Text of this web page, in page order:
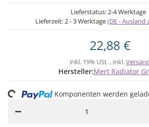
Lieferstatus: 2-4 Werktage
Lieferzeit:2 - 3 Werktage(DE - Ausland
22,88 €
inkl. 19% USt. , inkl.Versand
Hersteller:Mert Radiator
Komponenten werden